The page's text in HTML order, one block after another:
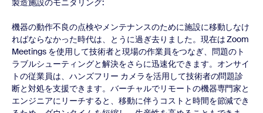
機器の動作不良の点検やメンテナンスのために施設に移動しなけ
ればならなかった時代は、とうに過ぎ去りました。現在は Zoom
Meetings を使用して技術者と現場の作業員をつなぎ、問題のト
ラブルシューティングと解決をさらに迅速化できます。オンサイ
トの従業員は、ハンズフリー カメラを活用して技術者の問題診
断と対処を支援できます。バーチャルでリモートの機器専門家と
エンジニアにリーチすると、移動に伴うコストと時間を節減でき